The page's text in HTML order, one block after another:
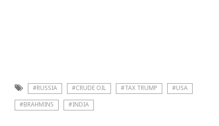
#RUSSIA #CRUDE OIL #TAX TRUMP #USA
#BRAHMINS #INDIA